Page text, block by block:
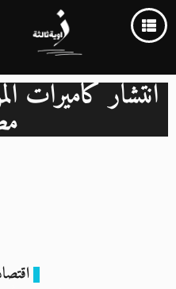
انتشار كاميرات